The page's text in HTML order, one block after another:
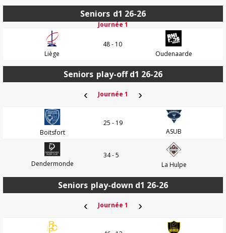
Seniors d1 26-26
Journée 1
Liège
48 - 10
Oudenaarde
Seniors play-off d1 26-26
‹ Journée 1 ›
Boitsfort
25 - 19
ASUB
Dendermonde
34 - 5
La Hulpe
Seniors play-down d1 26-26
‹ Journée 1 ›